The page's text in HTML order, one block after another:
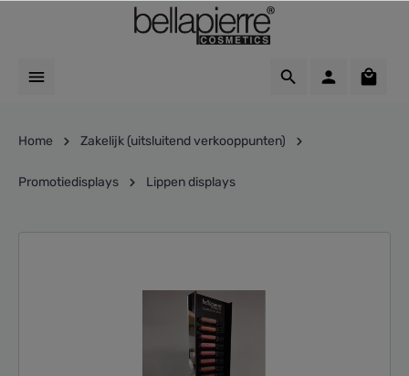
Home Zakelijk (uitsluitend verkooppunten)
Promotiedisplays Lippen displays